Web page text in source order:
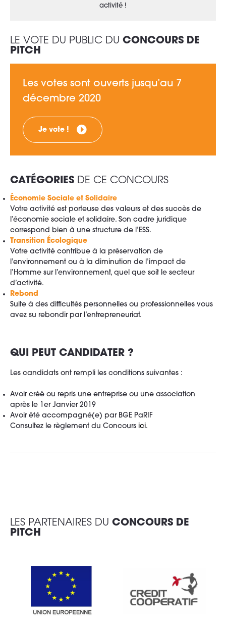
activité !
LE VOTE DU PUBLIC DU CONCOURS DE
PITCH
Les votes sont ouverts jusqu’au 7
décembre 2020
Je vote !
CATÉGORIES DE CE CONCOURS
Économie Sociale et Solidaire
Votre activité est porteuse des valeurs et des succès de
l’économie sociale et solidaire. Son cadre juridique
correspond bien à une structure de l’ESS.
Transition Écologique
Votre activité contribue à la préservation de
l’environnement ou à la diminution de l’impact de
l’Homme sur l’environnement, quel que soit le secteur
d’activité.
Rebond
Suite à des difficultés personnelles ou professionnelles vous
avez su rebondir par l’entrepreneuriat.
QUI PEUT CANDIDATER ?
Les candidats ont rempli les conditions suivantes :
Avoir créé ou repris une entreprise ou une association
après le 1er Janvier 2019
Avoir été accompagné(e) par BGE PaRIF
Consultez le règlement du Concours ici.
LES PARTENAIRES DU CONCOURS DE
PITCH